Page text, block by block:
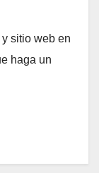
sitio web en
haga un